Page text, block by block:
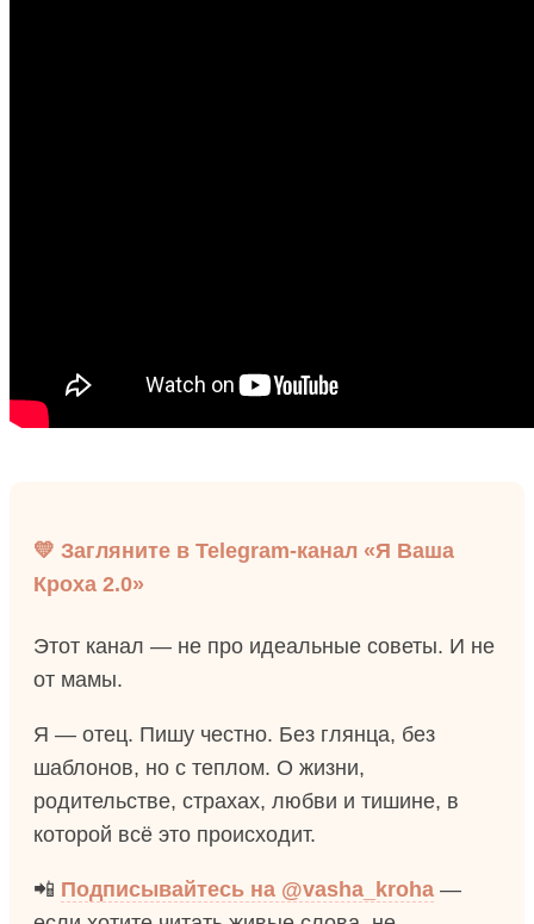
💛 Загляните в Telegram-канал «Я Ваша
Кроха 2.0»
Этот канал — не про идеальные советы. И не
от мамы.
Я — отец. Пишу честно. Без глянца, без
шаблонов, но с теплом. О жизни,
родительстве, страхах, любви и тишине, в
которой всё это происходит.
📲 Подписывайтесь на @vasha_kroha —